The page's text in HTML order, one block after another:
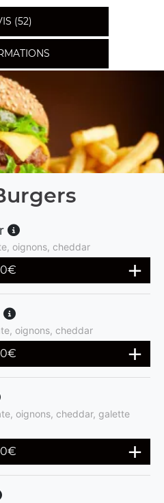
(52)
oignons, cheddar
€
oignons, cheddar
€
oignons, cheddar, galette
€